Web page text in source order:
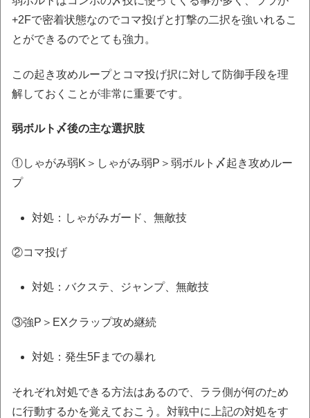
+2Fで密着状態なのでコマ投げと打撃の二択を強いれるこ
とができるのでとても強力。
この起き攻めループとコマ投げ択に対して防御手段を理
解しておくことが非常に重要です。
弱ボルト〆後の主な選択肢
①しゃがみ弱K＞しゃがみ弱P＞弱ボルト〆起き攻めルー
プ
対処：しゃがみガード、無敵技
②コマ投げ
対処：バクステ、ジャンプ、無敵技
③強P＞EXクラップ攻め継続
対処：発生5Fまでの暴れ
それぞれ対処できる方法はあるので、ララ側が何のため
に行動するかを覚えておこう。対戦中に上記の対処をす